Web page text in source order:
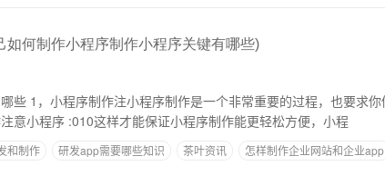
如何制作小程序制作小程序关键有哪些)
求你做好
意小程序 :010这样才能保证小程序制作能更轻松方便，小程
和制作 研发app需要哪些知识 茶叶资讯
怎样制作企业网站和企业app